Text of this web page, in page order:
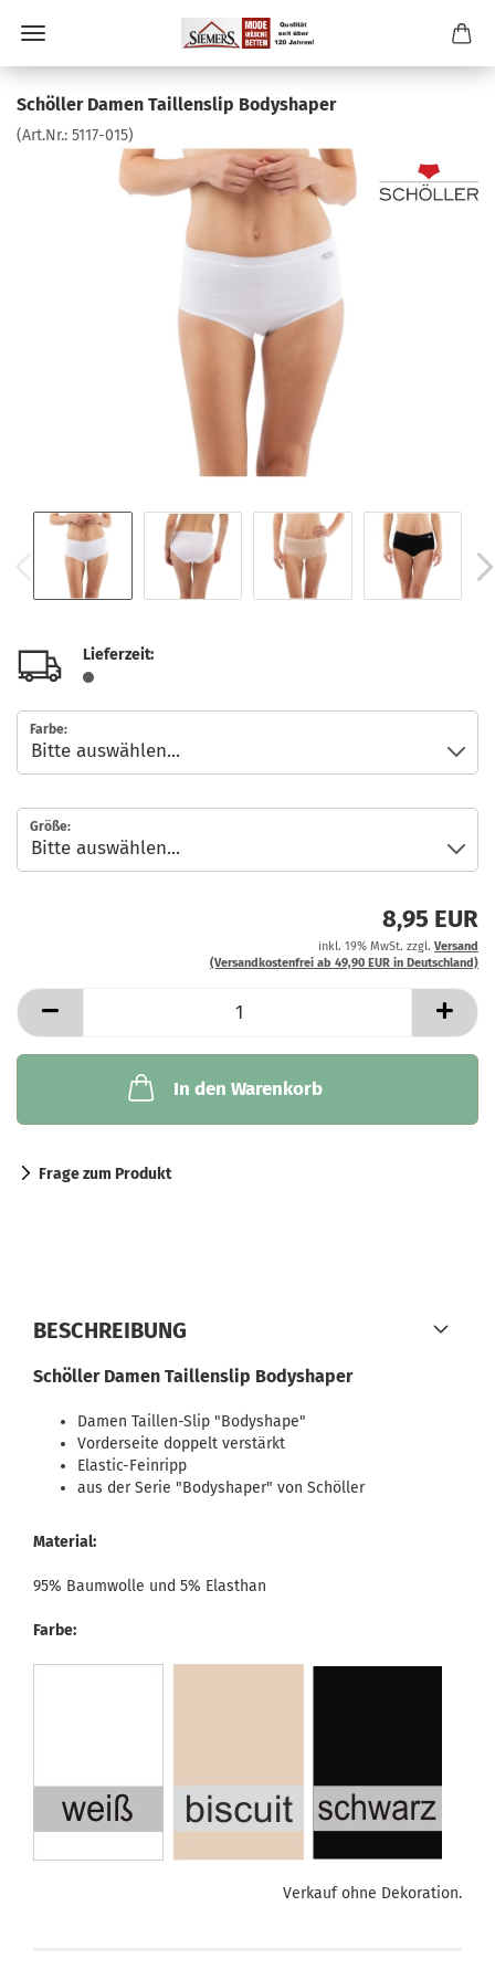
Schöller Damen Taillenslip Bodyshaper
(Art.Nr.: 5117-015)
Lieferzeit:
Farbe:
Größe:
8,95 EUR
inkl. 19% MwSt. zzgl. Versand
(Versandkostenfrei ab 49,90 EUR in Deutschland)
In den Warenkorb
Frage zum Produkt
BESCHREIBUNG
Schöller Damen Taillenslip Bodyshaper
Damen Taillen-Slip "Bodyshape"
Vorderseite doppelt verstärkt
Elastic-Feinripp
aus der Serie "Bodyshaper" von Schöller
Material:
95% Baumwolle und 5% Elasthan
Farbe:
Verkauf ohne Dekoration.